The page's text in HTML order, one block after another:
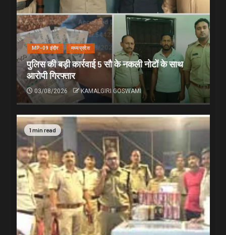
MP-09 इंदौर मध्यप्रदेश
पुलिस की बड़ी कार्रवाई 5 सौ के नकली नोटों के साथ
आरोपी गिरफ्तार
03/08/2026 KAMALGIRI GOSWAMI
1 min read